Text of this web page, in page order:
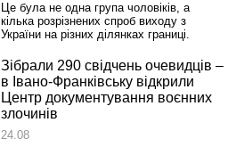
Це була не одна група чоловіків, а
кілька розрізнених спроб виходу з
України на різних ділянках границі.
Зібрали 290 свідчень очевидців –
в Івано-Франківську відкрили
Центр документування воєнних
злочинів
24.08